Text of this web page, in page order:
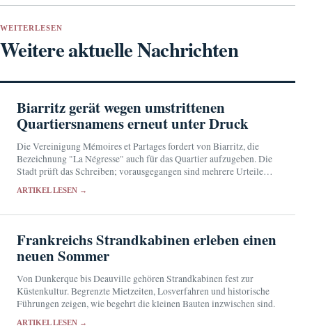
WEITERLESEN
Weitere aktuelle Nachrichten
Biarritz gerät wegen umstrittenen
Quartiersnamens erneut unter Druck
Die Vereinigung Mémoires et Partages fordert von Biarritz, die
Bezeichnung "La Négresse" auch für das Quartier aufzugeben. Die
Stadt prüft das Schreiben; vorausgegangen sind mehrere Urteile
ARTIKEL LESEN →
Frankreichs Strandkabinen erleben einen
neuen Sommer
Von Dunkerque bis Deauville gehören Strandkabinen fest zur
Küstenkultur. Begrenzte Mietzeiten, Losverfahren und historische
Führungen zeigen, wie begehrt die kleinen Bauten inzwischen sind.
ARTIKEL LESEN →